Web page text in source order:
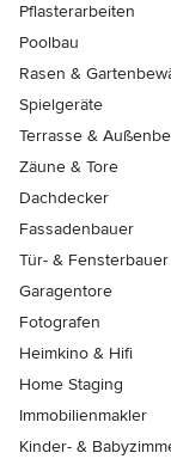
Pflasterarbeiten
Poolbau
Rasen &
Spielgeräte
Terrasse &
Zäune & Tore
Dachdecker
Fassadenbauer
Tür- & Fensterbauer
Garagentore
Fotografen
Heimkino & Hifi
Home Staging
Immobilienmakler
Kinder- &